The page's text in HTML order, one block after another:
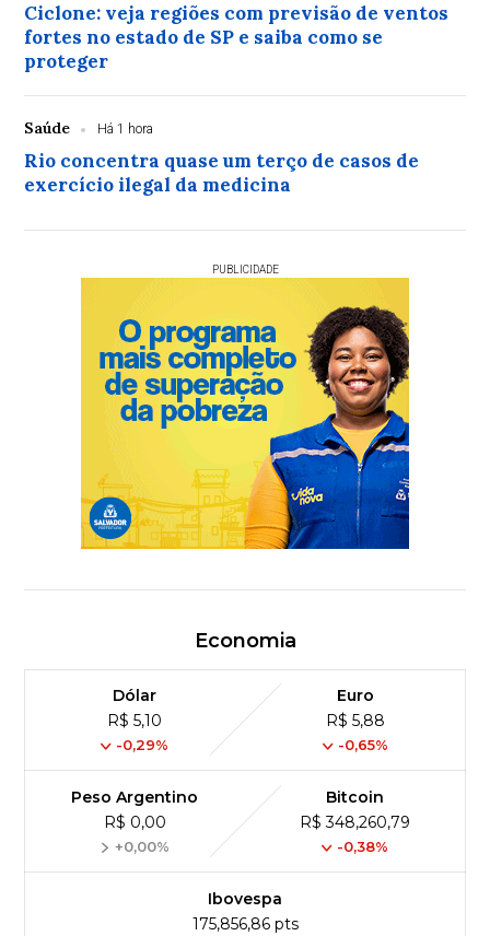
Ciclone: veja regiões com previsão de ventos
fortes no estado de SP e saiba como se
proteger
Saúde Há 1 hora
Rio concentra quase um terço de casos de
exercício ilegal da medicina
PUBLICIDADE
Economia
Dólar
R$ 5,10
-0,29%
Euro
R$ 5,88
-0,65%
Peso Argentino
R$ 0,00
+0,00%
Bitcoin
R$ 348,260,79
-0,38%
Ibovespa
175,856,86 pts